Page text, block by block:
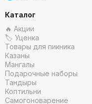
Каталог
🔥 Акции
🏷 Уценка
Товары для пикника
Казаны
Мангалы
Подарочные наборы
Тандыры
Коптильни
Самогоноварение